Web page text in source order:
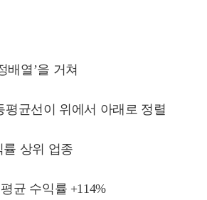
배열’을 거쳐
평균선이 위에서 아래로 정렬
률 상위 업종
균 수익률 +114%